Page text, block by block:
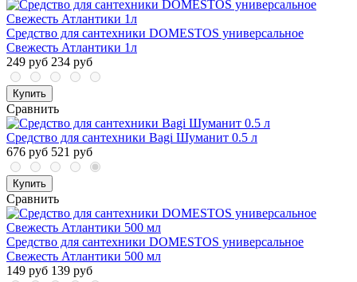
Средство для сантехники DOMESTOS универсальное
Свежесть Атлантики 1л
249 руб 234 руб
Купить
Сравнить
Средство для сантехники Bagi Шуманит 0.5 л
676 руб 521 руб
Купить
Сравнить
Средство для сантехники DOMESTOS универсальное
Свежесть Атлантики 500 мл
149 руб 139 руб